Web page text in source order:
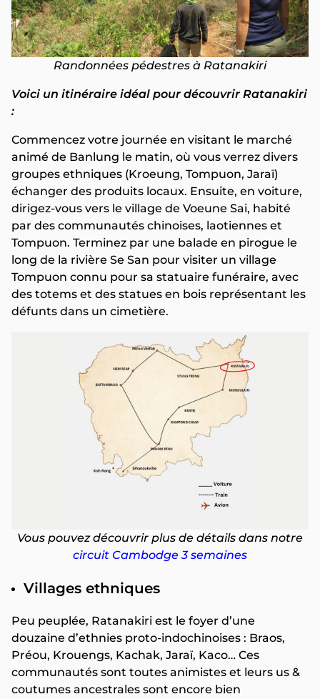
Randonnées pédestres à Ratanakiri
Voici un itinéraire idéal pour découvrir Ratanakiri
:
Commencez votre journée en visitant le marché
animé de Banlung le matin, où vous verrez divers
groupes ethniques (Kroeung, Tompuon, Jaraï)
échanger des produits locaux. Ensuite, en voiture,
dirigez-vous vers le village de Voeune Sai, habité
par des communautés chinoises, laotiennes et
Tompuon. Terminez par une balade en pirogue le
long de la rivière Se San pour visiter un village
Tompuon connu pour sa statuaire funéraire, avec
des totems et des statues en bois représentant les
défunts dans un cimetière.
Vous pouvez découvrir plus de détails dans notre
circuit Cambodge 3 semaines
Villages ethniques
Peu peuplée, Ratanakiri est le foyer d’une
douzaine d’ethnies proto-indochinoises : Braos,
Préou, Krouengs, Kachak, Jaraï, Kaco… Ces
communautés sont toutes animistes et leurs us &
coutumes ancestrales sont encore bien